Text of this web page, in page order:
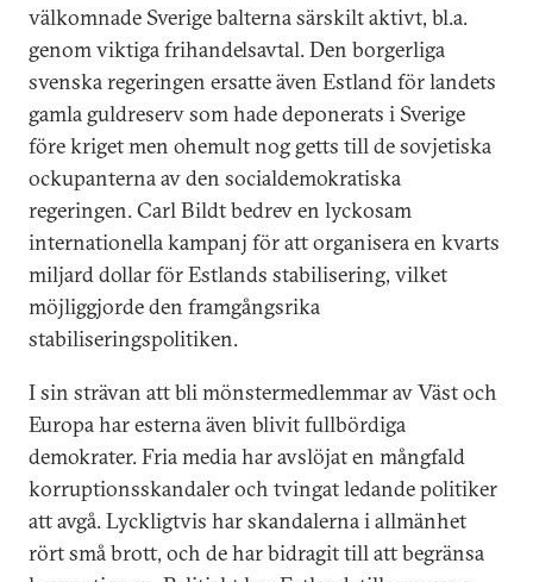
välkomnade Sverige balterna särskilt aktivt, bl.a.
genom viktiga frihandelsavtal. Den borgerliga
svenska regeringen ersatte även Estland för landets
gamla guldreserv som hade deponerats i Sverige
före kriget men ohemult nog getts till de sovjetiska
ockupanterna av den socialdemokratiska
regeringen. Carl Bildt bedrev en lyckosam
internationella kampanj för att organisera en kvarts
miljard dollar för Estlands stabilisering, vilket
möjliggjorde den framgångsrika
stabiliseringspolitiken.
I sin strävan att bli mönstermedlemmar av Väst och
Europa har esterna även blivit fullbördiga
demokrater. Fria media har avslöjat en mångfald
korruptionsskandaler och tvingat ledande politiker
att avgå. Lyckligtvis har skandalerna i allmänhet
rört små brott, och de har bidragit till att begränsa